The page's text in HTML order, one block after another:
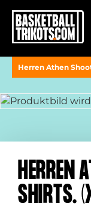
Herren Athen
HERREN
SHIRTS.